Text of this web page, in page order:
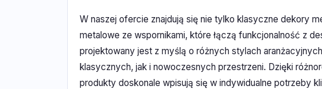
W naszej ofercie znajdują się nie tylko klasyczne dekory
metalowe ze wspornikami, które łączą funkcjonalność z
projektowany jest z myślą o różnych stylach
klasycznych, jak i nowoczesnych przestrzeni. Dzięki
produkty doskonale wpisują się w indywidualne potrzeby